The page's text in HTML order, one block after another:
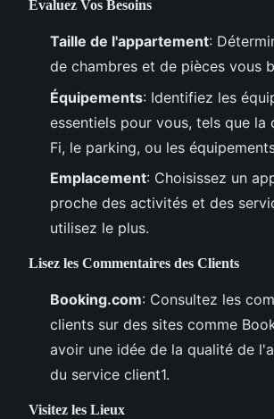
Évaluez Vos Besoins
Taille de l'appartement:
de chambres et de pièces vous
Équipements: Identifiez les
essentiels pour vous, tels que la
Fi, le parking, ou les
Emplacement: Choisissez un
proche des activités et des
utilisez le plus.
Lisez les Commentaires des Clients
Booking.com: Consultez les
clients sur des sites comme
avoir une idée de la qualité de
du service client1.
Visitez les Lieux